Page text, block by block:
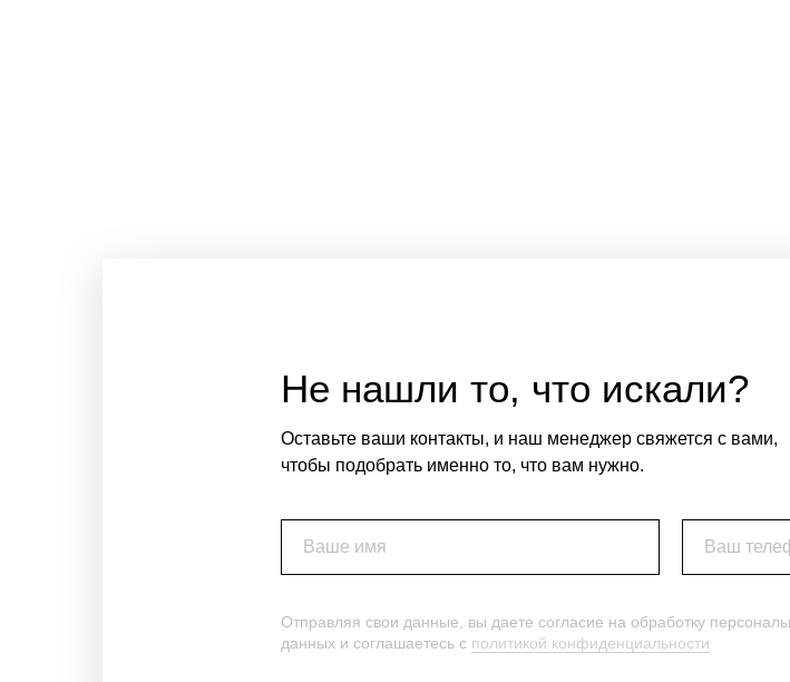
Ваше имя Ваш
Не нашли то, что искали?
Оставьте ваши контакты, и наш менеджер свяжется с вами,
чтобы подобрать именно то, что вам нужно.
Отправляя свои данные, вы даете согласие на обработку
данных и соглашаетесь c политикой конфиденциальности